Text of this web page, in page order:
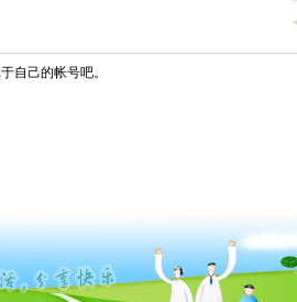
自己的帐号吧。